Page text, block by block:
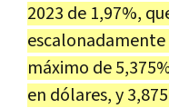
2023 de 1,97%,
máximo de
en dólares, y